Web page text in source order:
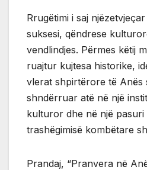
Rrugëtimi i saj
suksesi, qëndrese
vendlindjes. Përmes këtij
ruajtur kujtesa historike,
vlerat shpirtërore të Anës
shndërruar atë në një
kulturor dhe në një pasuri
trashëgimisë kombëtare
Prandaj, “Pranvera në